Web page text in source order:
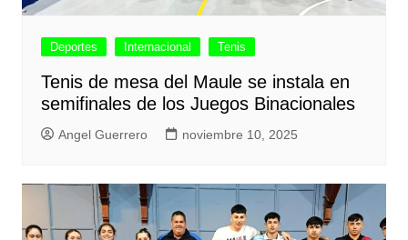
Deportes Internacional Tenis
Tenis de mesa del Maule se instala en
semifinales de los Juegos Binacionales
Angel Guerrero noviembre 10, 2025